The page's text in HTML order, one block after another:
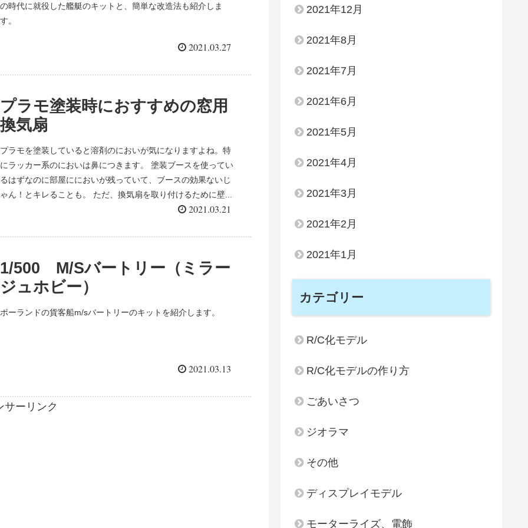
の時代に就役した艦艇のキットと、簡単な改造法も紹介しま
す。
2021.03.27
プラモ塗装時におすすめの窓用
換気扇
プラモを塗装していると溶剤のにおいが気になりますよね。特
にラッカー系のにおいは鼻につきます。 塗装ブースを使ってい
るはずなのに部屋ににおいが残っていて、ブースの効果ないじ
ゃん！とキレることも。 ただ、換気扇を取り付けるために壁...
2021.03.21
1/500 M/Sバートリー（ミラー
ジュホビー）
ポーランドの貨客船m/sバートリーのキットを紹介します。
2021.03.13
サーリンク
2021年12月
2021年8月
2021年7月
2021年6月
2021年5月
2021年4月
2021年3月
2021年2月
2021年1月
カテゴリー
R/C化モデル
R/C化モデルの作り方
ごあいさつ
ジオラマ
その他
ディスプレイモデル
モーターライズ、電飾